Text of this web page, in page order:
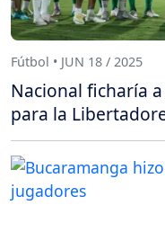
Fútbol • JUN 18 / 2025
Nacional ficharía
para la